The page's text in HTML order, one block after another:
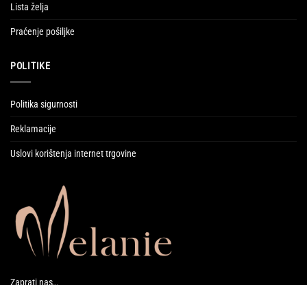
Lista želja
Praćenje pošiljke
POLITIKE
Politika sigurnosti
Reklamacije
Uslovi korištenja internet trgovine